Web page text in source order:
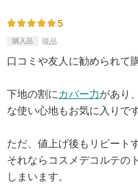
5
購入品 現品
口コミや友人に勧められて購
下地の割に カバー力があり
な使い心地もお気に入りです
ただ、値上げ後もリピート
それならコスメデコルテの
しまいます。